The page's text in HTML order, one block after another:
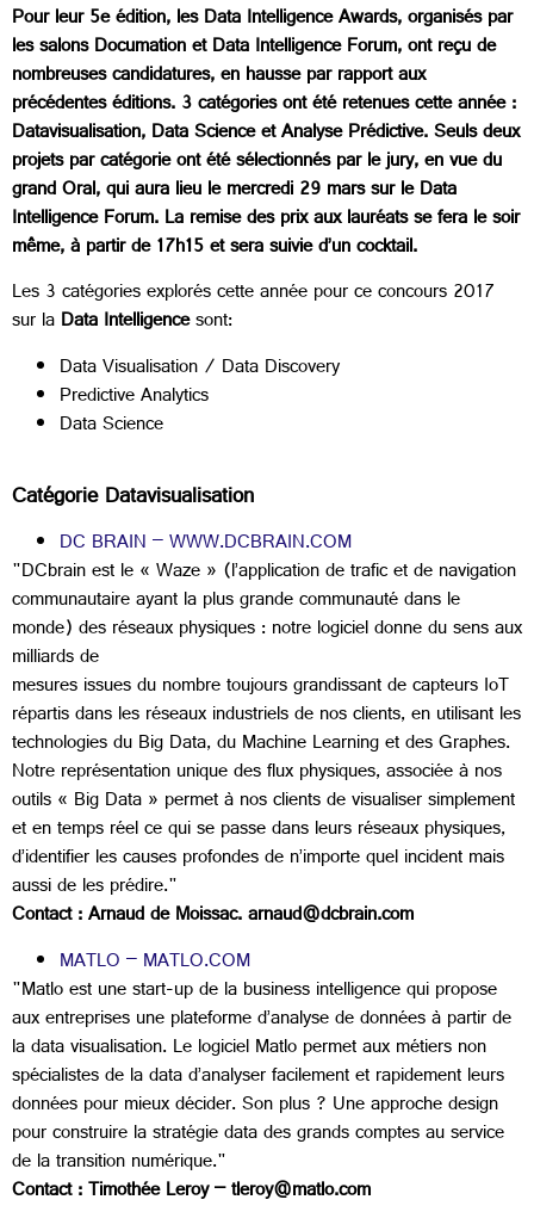
Pour leur 5e édition, les Data Intelligence Awards, organisés par
les salons Documation et Data Intelligence Forum, ont reçu de
nombreuses candidatures, en hausse par rapport aux
précédentes éditions. 3 catégories ont été retenues cette année :
Datavisualisation, Data Science et Analyse Prédictive. Seuls deux
projets par catégorie ont été sélectionnés par le jury, en vue du
grand Oral, qui aura lieu le mercredi 29 mars sur le Data
Intelligence Forum. La remise des prix aux lauréats se fera le soir
même, à partir de 17h15 et sera suivie d’un cocktail.
Les 3 catégories explorés cette année pour ce concours 2017
sur laData Intelligencesont:
Data Visualisation / Data Discovery
Predictive Analytics
Data Science
Catégorie Datavisualisation
DC BRAIN – WWW.DCBRAIN.COM
"DCbrain est le « Waze » (l’application de trafic et de navigation
communautaire ayant la plus grande communauté dans le
monde) des réseaux physiques : notre logiciel donne du sens aux
milliards de
mesures issues du nombre toujours grandissant de capteurs IoT
répartis dans les réseaux industriels de nos clients, en utilisant les
technologies du Big Data, du Machine Learning et des Graphes.
Notre représentation unique des flux physiques, associée à nos
outils « Big Data » permet à nos clients de visualiser simplement
et en temps réel ce qui se passe dans leurs réseaux physiques,
d’identifier les causes profondes de n’importe quel incident mais
aussi de les prédire."
Contact : Arnaud de Moissac. arnaud@dcbrain.com
MATLO – MATLO.COM
"Matlo est une start-up de la business intelligence qui propose
aux entreprises une plateforme d’analyse de données à partir de
la data visualisation. Le logiciel Matlo permet aux métiers non
spécialistes de la data d’analyser facilement et rapidement leurs
données pour mieux décider. Son plus ? Une approche design
pour construire la stratégie data des grands comptes au service
de la transition numérique."
Contact : Timothée Leroy – tleroy@matlo.com